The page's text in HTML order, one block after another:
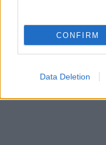
CONFIRM
Data Deletion